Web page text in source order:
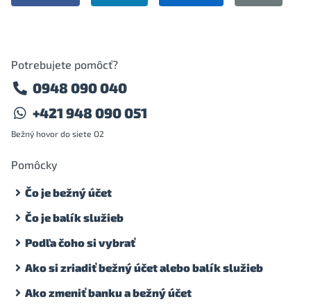
Potrebujete pomôcť?
0948 090 040
+421 948 090 051
Bežný hovor do siete O2
Pomôcky
Čo je bežný účet
Čo je balík služieb
Podľa čoho si vybrať
Ako si zriadiť bežný účet alebo balík služieb
Ako zmeniť banku a bežný účet